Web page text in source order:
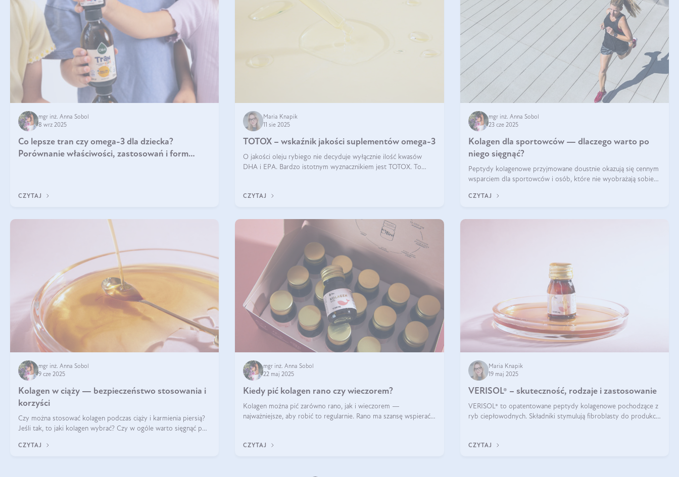
mgr inż. Anna Sobol
8 wrz 2025
Co lepsze tran czy omega-3 dla dziecka?
Porównanie właściwości, zastosowań i form
CZYTAJ
Maria Knapik
11 sie 2025
TOTOX – wskaźnik jakości suplementów omega-3
O jakości oleju rybiego nie decyduje wyłącznie ilość kwasów
DHA i EPA. Bardzo istotnym wyznacznikiem jest TOTOX. To
CZYTAJ
mgr inż. Anna Sobol
23 cze 2025
Kolagen dla sportowców — dlaczego warto po
niego sięgnąć?
Peptydy kolagenowe przyjmowane doustnie okazują się cennym
wsparciem dla sportowców i osób, które nie wyobrażają sobie
CZYTAJ
mgr inż. Anna Sobol
9 cze 2025
Kolagen w ciąży — bezpieczeństwo stosowania i
korzyści
Czy można stosować kolagen podczas ciąży i karmienia piersią?
Jeśli tak, to jaki kolagen wybrać? Czy w ogóle warto sięgnąć po
CZYTAJ
mgr inż. Anna Sobol
22 maj 2025
Kiedy pić kolagen rano czy wieczorem?
Kolagen można pić zarówno rano, jak i wieczorem —
najważniejsze, aby robić to regularnie. Rano ma szansę wspierać
CZYTAJ
Maria Knapik
19 maj 2025
VERISOL® – skuteczność, rodzaje i zastosowanie
VERISOL® to opatentowane peptydy kolagenowe pochodzące z
ryb ciepłowodnych. Składniki stymulują fibroblasty do produkcji
komórek skóry.
CZYTAJ